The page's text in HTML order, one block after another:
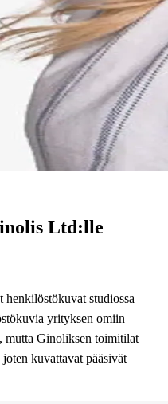
Ltd:lle
henkilöstökuvat studiossa
yrityksen omiin
mutta Ginoliksen toimitilat
kuvattavat pääsivät